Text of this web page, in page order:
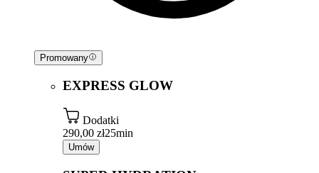
Promowany
EXPRESS GLOW
Dodatki
290,00 zł25min
Umów